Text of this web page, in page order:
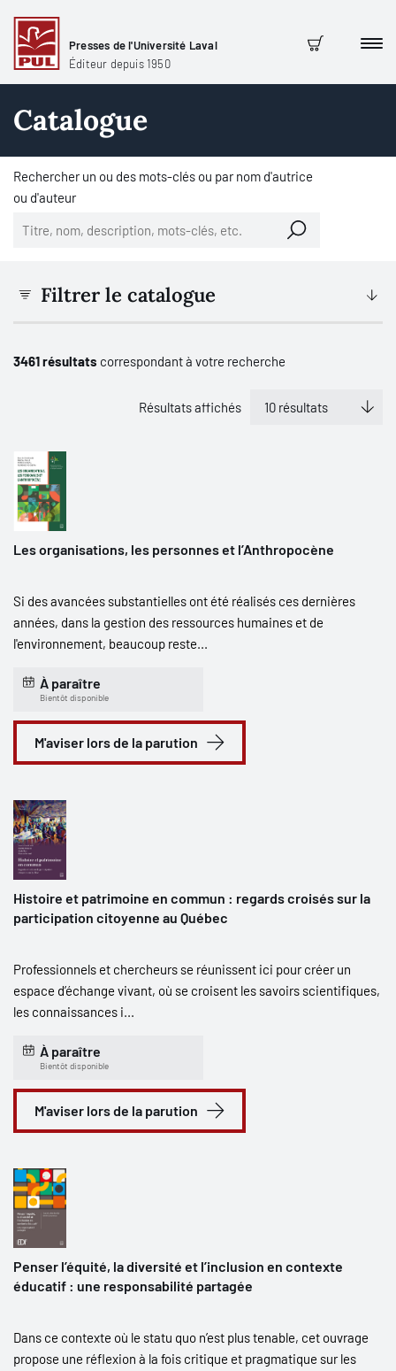
Presses de l'Université Laval
Éditeur depuis 1950
Panier
Catalogue
Rechercher un ou des mots-clés ou par nom d'autrice
ou d'auteur
Filtrer le catalogue
3461 résultats correspondant à votre recherche
Résultats affichés
Les organisations, les personnes et l’Anthropocène
Si des avancées substantielles ont été réalisés ces dernières
années, dans la gestion des ressources humaines et de
l'environnement, beaucoup reste...
À paraître
Bientôt disponible
M'aviser lors de la parution
Histoire et patrimoine en commun : regards croisés sur la
participation citoyenne au Québec
Professionnels et chercheurs se réunissent ici pour créer un
espace d’échange vivant, où se croisent les savoirs scientifiques,
les connaissances i...
À paraître
Bientôt disponible
M'aviser lors de la parution
Penser l’équité, la diversité et l’inclusion en contexte
éducatif : une responsabilité partagée
Dans ce contexte où le statu quo n’est plus tenable, cet ouvrage
propose une réflexion à la fois critique et pragmatique sur les